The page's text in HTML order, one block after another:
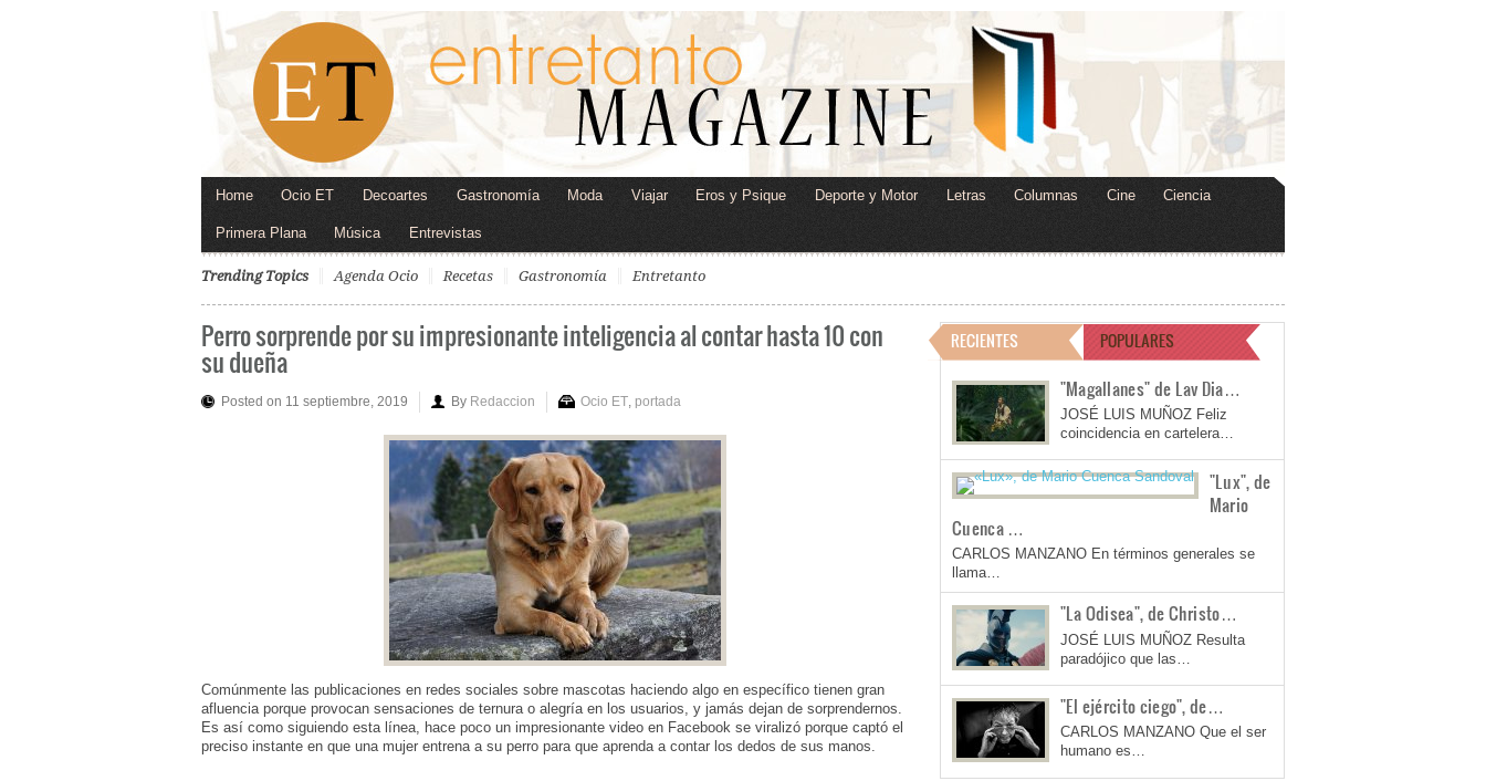
Home Ocio ET Decoartes Gastronomía Moda Viajar Eros y Psique Deporte y Motor Letras Columnas Cine Ciencia
Primera Plana Música Entrevistas
Trending Topics Agenda Ocio Recetas Gastronomía Entretanto
Perro sorprende por su impresionante inteligencia al contar hasta 10 con
su dueña
Posted on 11 septiembre, 2019 By Redaccion Ocio ET portada
Comúnmente las publicaciones en redes sociales sobre mascotas haciendo algo en específico tienen gran
afluencia porque provocan sensaciones de ternura o alegría en los usuarios, y jamás dejan de sorprendernos.
Es así como siguiendo esta línea, hace poco un impresionante video en Facebook se viralizó porque captó el
preciso instante en que una mujer entrena a su perro para que aprenda a contar los dedos de sus manos.
RECIENTES POPULARES
"Magallanes" de Lav Dia…
JOSÉ LUIS MUÑOZ Feliz
coincidencia en cartelera…
"Lux", de
Mario
Cuenca …
CARLOS MANZANO En términos generales se
llama…
"La Odisea", de Christo…
JOSÉ LUIS MUÑOZ Resulta
paradójico que las…
"El ejército ciego", de…
CARLOS MANZANO Que el ser
humano es…